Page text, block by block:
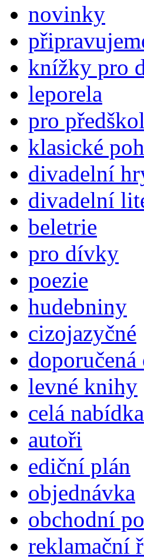
novinky
knížky pro
leporela
pro
klasické
divadelní
divadelní
beletrie
pro dívky
poezie
hudebniny
cizojazyčné
levné knihy
celá nabídka
autoři
ediční plán
objednávka
obchodní
reklamační